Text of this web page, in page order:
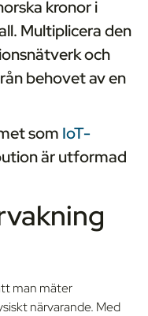
kronor i
Multiplicera den
och
behovet av en
som IoT-
är utformad
man mäter
närvarande. Med